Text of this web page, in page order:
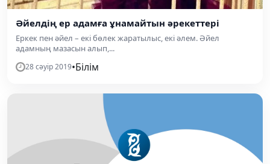
Әйелдің ер адамға ұнамайтын әрекеттері
Еркек пен әйел – екі бөлек жаратылыс, екі әлем. Әйел
адамның мазасын алып,...
28 сәуір 2019•Білім